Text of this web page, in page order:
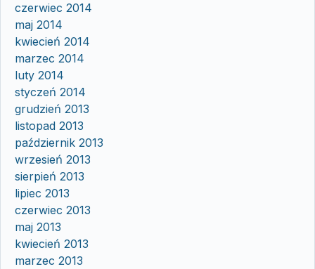
czerwiec 2014
maj 2014
kwiecień 2014
marzec 2014
luty 2014
styczeń 2014
grudzień 2013
listopad 2013
październik 2013
wrzesień 2013
sierpień 2013
lipiec 2013
czerwiec 2013
maj 2013
kwiecień 2013
marzec 2013